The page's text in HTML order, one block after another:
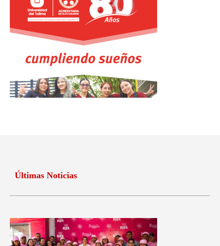
Últimas Noticias